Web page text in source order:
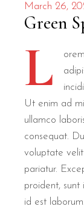
March 26,
Green
L
Ut enim ad
ullamco
consequat.
voluptate
pariatur.
proident,
id est